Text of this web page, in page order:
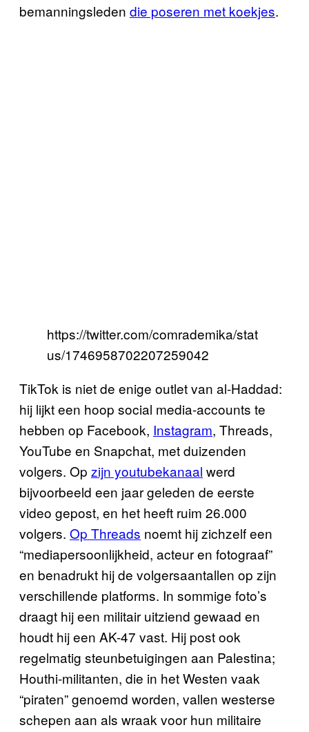
bemanningsleden die poseren met koekjes.
https://twitter.com/comrademika/stat
us/1746958702207259042
TikTok is niet de enige outlet van al-Haddad:
hij lijkt een hoop social media-accounts te
hebben op Facebook, Instagram, Threads,
YouTube en Snapchat, met duizenden
volgers. Op zijn youtubekanaal werd
bijvoorbeeld een jaar geleden de eerste
video gepost, en het heeft ruim 26.000
volgers. Op Threads noemt hij zichzelf een
“mediapersoonlijkheid, acteur en fotograaf”
en benadrukt hij de volgersaantallen op zijn
verschillende platforms. In sommige foto’s
draagt hij een militair uitziend gewaad en
houdt hij een AK-47 vast. Hij post ook
regelmatig steunbetuigingen aan Palestina;
Houthi-militanten, die in het Westen vaak
“piraten” genoemd worden, vallen westerse
schepen aan als wraak voor hun militaire